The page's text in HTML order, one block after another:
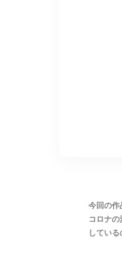
今回の作
コロナ
してい